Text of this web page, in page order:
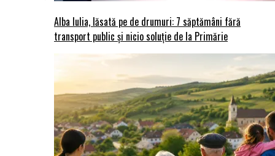
Alba Iulia, lăsată pe de drumuri: 7 săptămâni fără
transport public și nicio soluție de la Primărie